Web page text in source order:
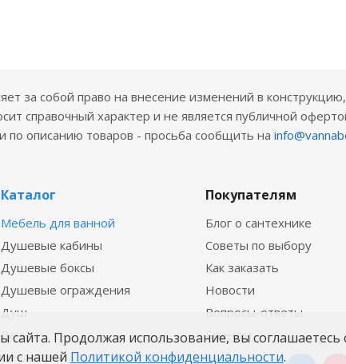
за собой право на внесение изменений в
справочный характер и не является публичной
по описанию товаров - просьба сообщить на
Каталог
Мебель для ванной
Душевые кабины
Душевые боксы
Душевые ограждения
Душ
Ванны
Смесители
Покупателям
Блог о сантехнике
Советы по выбору
Как заказать
Новости
Вопросы-ответы
Бренды
Продолжая использование, вы соглашаетесь
с нашей Политикой конфиденциальности.